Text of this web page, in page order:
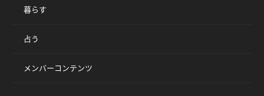
暮らす
占う
メンバーコンテンツ